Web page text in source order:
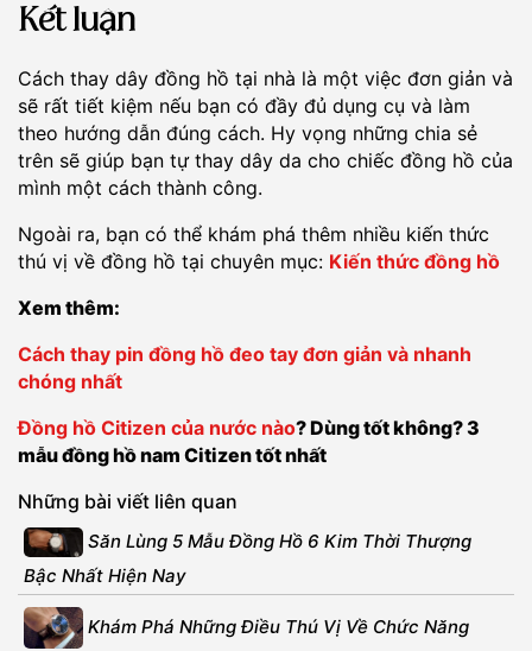
Kết luận
Cách thay dây đồng hồ tại nhà là một việc đơn giản và
sẽ rất tiết kiệm nếu bạn có đầy đủ dụng cụ và làm
theo hướng dẫn đúng cách. Hy vọng những chia sẻ
trên sẽ giúp bạn tự thay dây da cho chiếc đồng hồ của
mình một cách thành công.
Ngoài ra, bạn có thể khám phá thêm nhiều kiến thức
thú vị về đồng hồ tại chuyên mục: Kiến thức đồng hồ
Xem thêm:
Cách thay pin đồng hồ đeo tay đơn giản và nhanh
chóng nhất
Đồng hồ Citizen của nước nào? Dùng tốt không? 3
mẫu đồng hồ nam Citizen tốt nhất
Những bài viết liên quan
Săn Lùng 5 Mẫu Đồng Hồ 6 Kim Thời Thượng
Bậc Nhất Hiện Nay
Khám Phá Những Điều Thú Vị Về Chức Năng